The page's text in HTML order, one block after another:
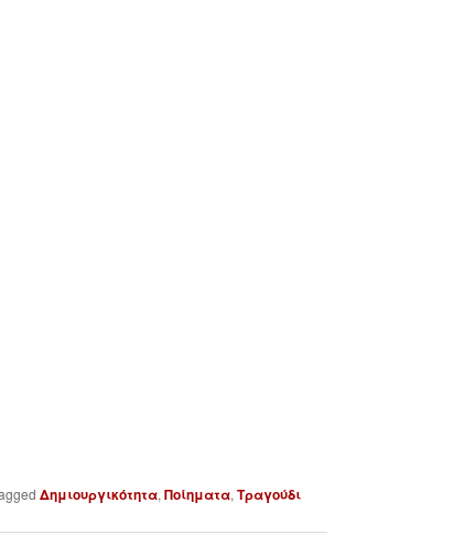
Δημιουργικότητα,Ποίηματα,Τραγούδι